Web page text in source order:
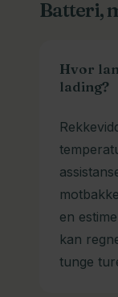
dyner og
en
hjelpe deg.
sykkelen
om du
Batteri,
Hvor
lading?
en
kan
tunge